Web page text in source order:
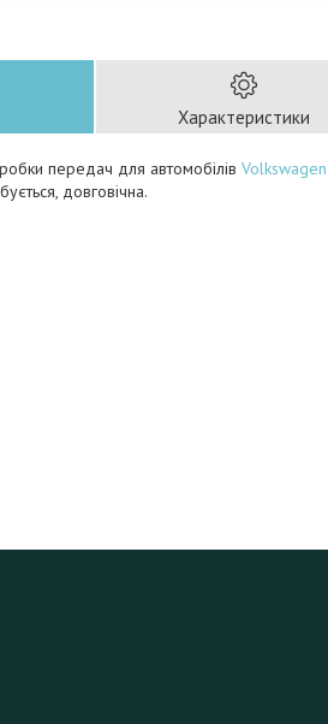
Характеристики
передач для автомобілів Volkswagen
довговічна.